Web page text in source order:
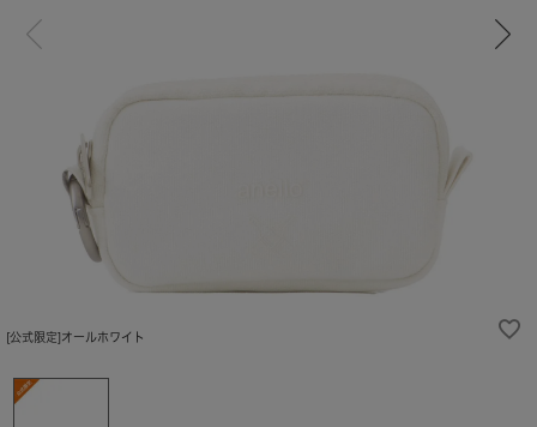
[公式限定]オールホワイト